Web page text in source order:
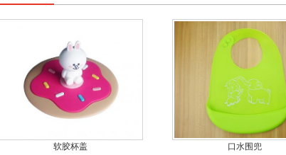
软胶杯盖 口水围兜